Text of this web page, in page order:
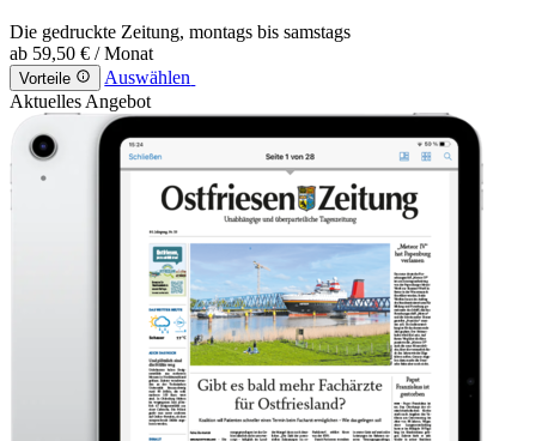
Die gedruckte Zeitung, montags bis samstags
ab 59,50 € / Monat
Vorteile
Auswählen
Aktuelles Angebot